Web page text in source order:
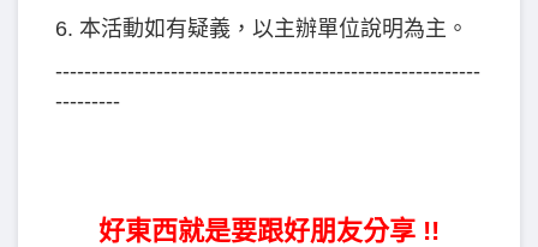
6. 本活動如有疑義，以主辦單位說明為主。
-----------------------------------------------------------
---------
好東西就是要跟好朋友分享 !!